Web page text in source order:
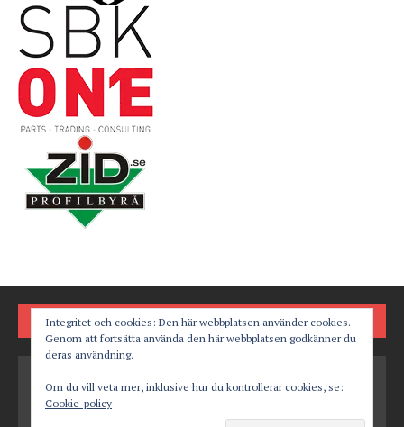
FÖLJ OSS PÅ
Integritet och cookies: Den här webbplatsen använder cookies.
Genom att fortsätta använda den här webbplatsen godkänner du
deras användning.
Om du vill veta mer, inklusive hur du kontrollerar cookies, se:
Cookie-policy